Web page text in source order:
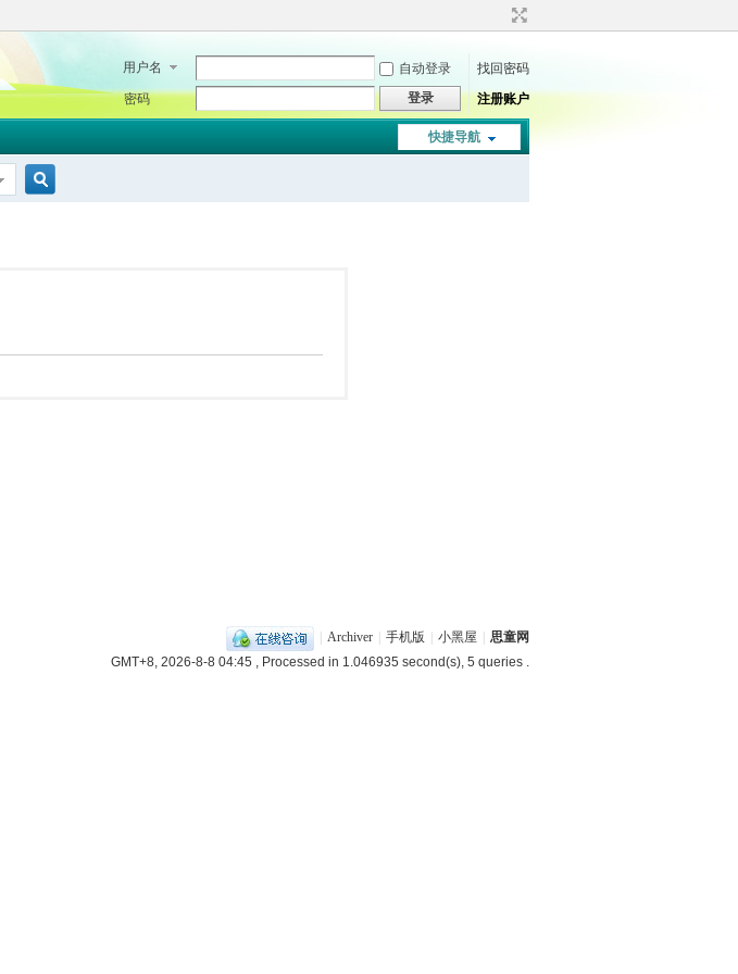
用户名 自动登录
找回密码
密码
登录 注册账户
快捷导航
Archiver 手机版 小黑屋
思童网
GMT+8, 2026-8-8 04:45 , Processed in 1.046935 second(s), 5 queries .